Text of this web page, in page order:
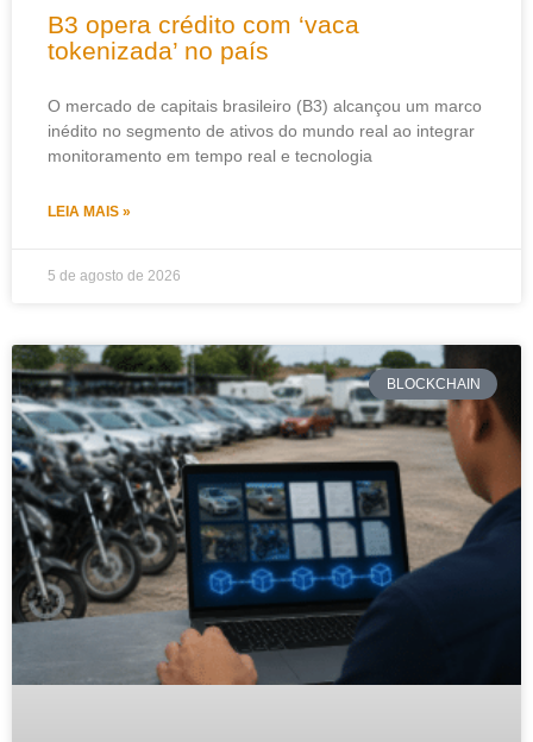
B3 opera crédito com ‘vaca
tokenizada’ no país
O mercado de capitais brasileiro (B3) alcançou um marco
inédito no segmento de ativos do mundo real ao integrar
monitoramento em tempo real e tecnologia
LEIA MAIS »
5 de agosto de 2026
BLOCKCHAIN